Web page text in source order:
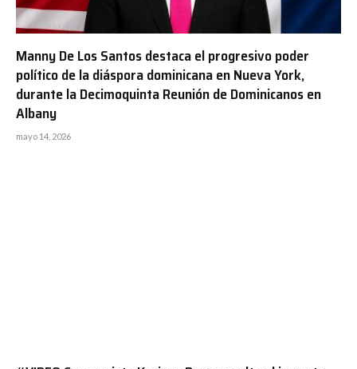
Manny De Los Santos destaca el progresivo poder
político de la diáspora dominicana en Nueva York,
durante la Decimoquinta Reunión de Dominicanos en
Albany
mayo 14, 2026